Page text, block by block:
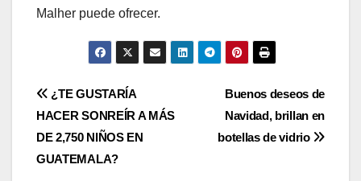
Malher puede ofrecer.
Navegación
de
entradas
Buenos deseos de
Navidad, brillan en
botellas de vidrio
¿TE GUSTARÍA
HACER SONREÍR A MÁS
DE 2,750 NIÑOS EN
GUATEMALA?